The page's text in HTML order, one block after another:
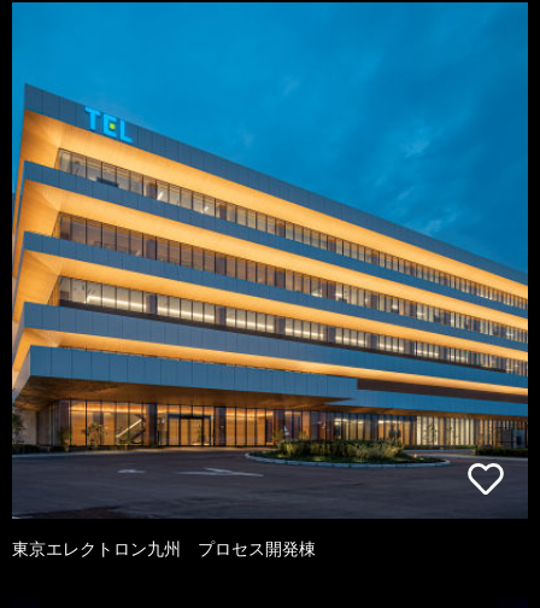
東京エレクトロン九州 プロセス開発棟